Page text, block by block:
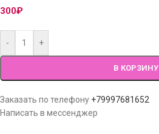
300₽
- +
В КОРЗИНУ
Заказать по телефону +79997681652
Написать в мессенджер